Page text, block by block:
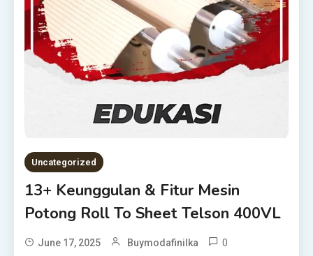
Uncategorized
13+ Keunggulan & Fitur Mesin
Potong Roll To Sheet Telson 400VL
June 17, 2025 Buymodafinilka 0